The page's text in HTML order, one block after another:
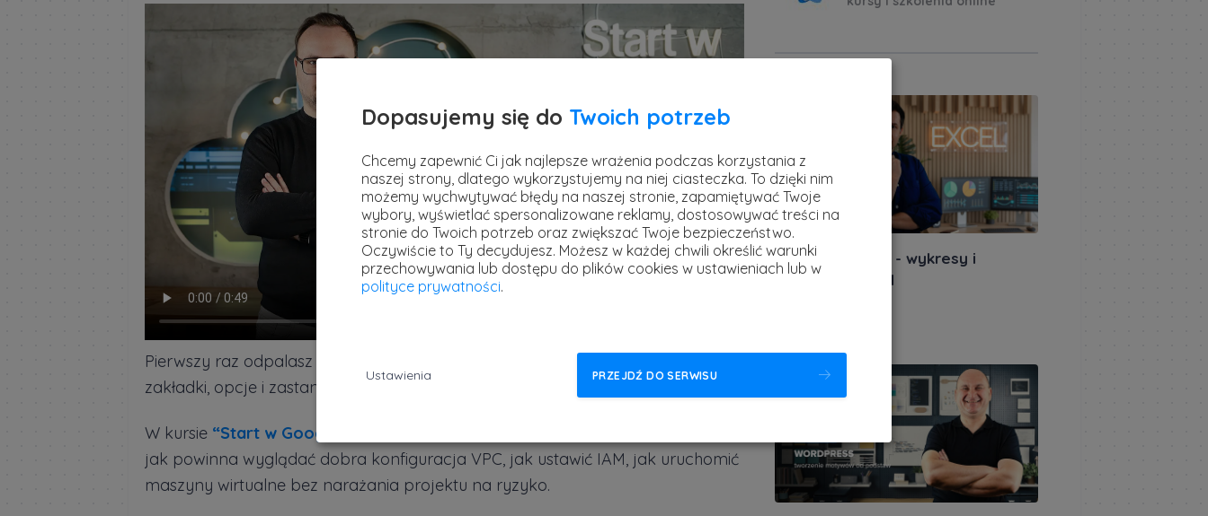
Pierwszy raz odpalasz konsolę Google Cloud Platform, patrzysz na te wszystkie
zakładki, opcje i zastanawiasz się, jak się w tym połapać?
W kursie “Start w Google Cloud - zbuduj własną chmurę od zera”
jak powinna wyglądać dobra konfiguracja VPC, jak ustawić IAM, jak uruchomić
maszyny wirtualne bez narażania projektu na ryzyko.
Premiera: Excel - wykresy i
wizualizacje z AI
Powiązany artykuł
Dopasujemy się do Twoich potrzeb
Chcemy zapewnić Ci jak najlepsze wrażenia podczas korzystania z
naszej strony, dlatego wykorzystujemy na niej ciasteczka. To dzięki nim
możemy wychwytywać błędy na naszej stronie, zapamiętywać Twoje
wybory, wyświetlać spersonalizowane reklamy, dostosowywać treści na
stronie do Twoich potrzeb oraz zwiększać Twoje bezpieczeństwo.
Oczywiście to Ty decydujesz. Możesz w każdej chwili określić warunki
przechowywania lub dostępu do plików cookies w ustawieniach lub w
polityce prywatności.
Ustawienia PRZEJDŹ DO SERWISU